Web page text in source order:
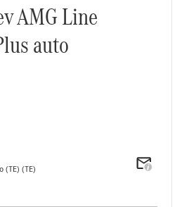
AMG Line
auto
(TE) (TE)